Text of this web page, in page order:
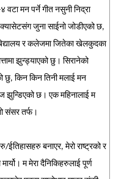
मन पर्ने गीत नसुनी निद्रा
जुना साईनो जोडीएको छ,
र कलेजमा जितेका खेलकुदका
झुन्ड्याएको छु। सिरानेको
छु, किन किन तिनी मलाई मन
झुन्डिएको छ। एक महिनालाई म
संसर तर्फ।
बनाएर, मेरो राष्ट्रको र
म मेरा दैनिकिहरुलाई पूर्ण